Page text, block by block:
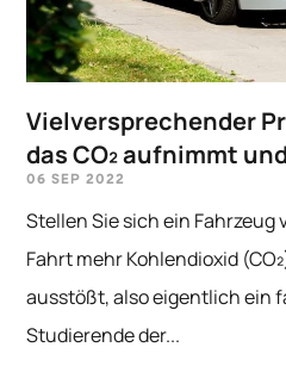
Vielversprechender
das CO₂ aufnimmt
06 SEP 2022
Stellen Sie sich ein Fahrzeug
Fahrt mehr Kohlendioxid
ausstößt, also eigentlich ein
Studierende der...